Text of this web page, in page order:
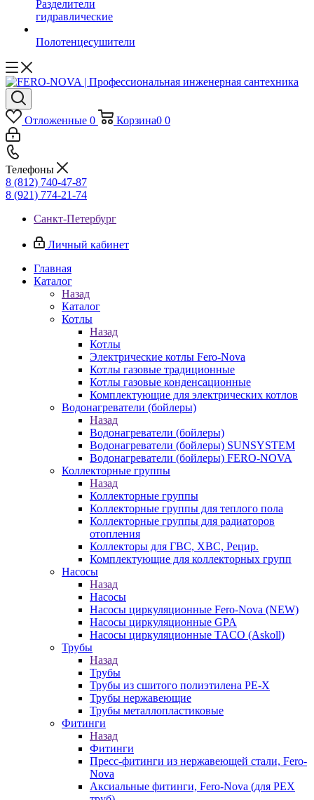
Разделители
гидравлические
Полотенцесушители
Отложенные 0 Корзина0 0
Телефоны
8 (812) 740-47-87
8 (921) 774-21-74
Санкт-Петербург
Личный кабинет
Главная
Каталог
Назад
Каталог
Котлы
Назад
Котлы
Электрические котлы Fero-Nova
Котлы газовые традиционные
Котлы газовые конденсационные
Комплектующие для электрических котлов
Водонагреватели (бойлеры)
Назад
Водонагреватели (бойлеры)
Водонагреватели (бойлеры) SUNSYSTEM
Водонагреватели (бойлеры) FERO-NOVA
Коллекторные группы
Назад
Коллекторные группы
Коллекторные группы для теплого пола
Коллекторные группы для радиаторов
отопления
Коллекторы для ГВС, ХВС, Рецир.
Комплектующие для коллекторных групп
Насосы
Назад
Насосы
Насосы циркуляционные Fero-Nova (NEW)
Насосы циркуляционные GPA
Насосы циркуляционные TACO (Askoll)
Трубы
Назад
Трубы
Трубы из сшитого полиэтилена PE-X
Трубы нержавеющие
Трубы металлопластиковые
Фитинги
Назад
Фитинги
Пресс-фитинги из нержавеющей стали, Fero-
Nova
Аксиальные фитинги, Fero-Nova (для PEX